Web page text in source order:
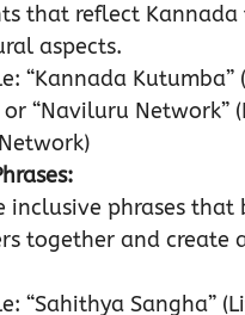
that reflect
aspects.
“Kannada Kutumba”
or “Naviluru Network”
inclusive phrases that
together and create
“Sahithya Sangha”